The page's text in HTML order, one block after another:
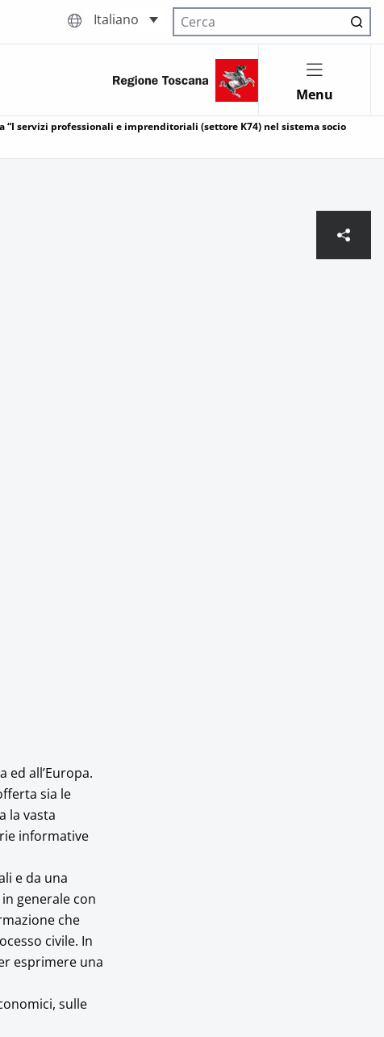
Italiano
Cerca nel sito
Menu
servizi professionali e imprenditoriali (settore K74) nel sistema socio
ed all’Europa.
sia le
la vasta
informative
e da una
generale con
che
civile. In
esprimere una
sulle